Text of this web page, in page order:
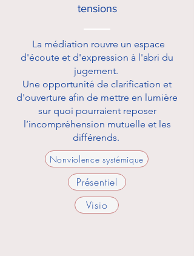
tensions
La médiation rouvre un espace
d'écoute et d'expression à l'abri du
jugement.
Une opportunité de clarification et
d'ouverture afin de mettre en lumière
sur quoi pourraient reposer
l’incompréhension mutuelle et les
différends.
Nonviolence systémique
Présentiel
Visio